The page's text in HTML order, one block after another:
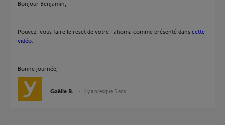
Bonjour Benjamin,
Pouvez-vous faire le reset de votre Tahoma comme présenté dans cette
vidéo
Bonne journée,
Gaëlle B. il y a presque 5 ans